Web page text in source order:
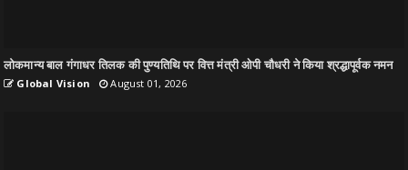
लोकमान्य बाल गंगाधर तिलक की पुण्यतिथि पर वित्त मंत्री ओपी चौधरी ने किया श्रद्धापूर्वक नमन
Global Vision August 01, 2026